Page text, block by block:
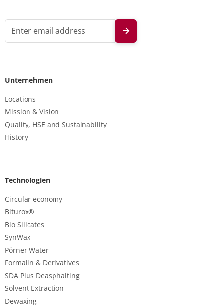
Unternehmen
Locations
Mission & Vision
Quality, HSE and Sustainability
History
Technologien
Circular economy
Biturox®
Bio Silicates
SynWax
Pörner Water
Formalin & Derivatives
SDA Plus Deasphalting
Solvent Extraction
Dewaxing